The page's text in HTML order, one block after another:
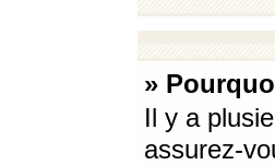
»
Il y a
assurez-